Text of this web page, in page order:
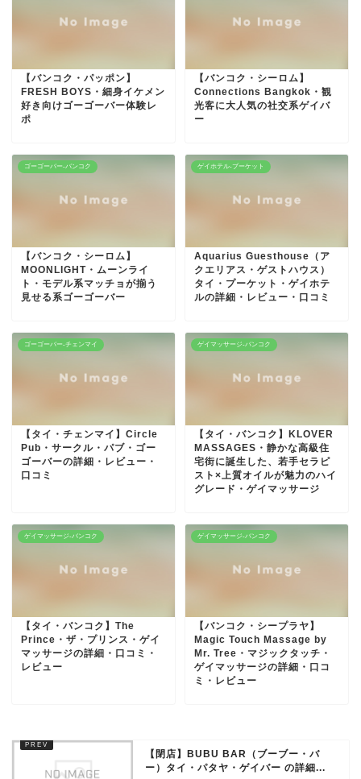
【バンコク・パッポン】
FRESH BOYS・細身イケメン
好き向けゴーゴーバー体験レ
ポ
【バンコク・シーロム】
Connections Bangkok・観
光客に大人気の社交系ゲイバ
ー
ゴーゴーバー-バンコク
【バンコク・シーロム】
MOONLIGHT・ムーンライ
ト・モデル系マッチョが揃う
見せる系ゴーゴーバー
ゲイホテル-プーケット
Aquarius Guesthouse（ア
クエリアス・ゲストハウス）
タイ・プーケット・ゲイホテ
ルの詳細・レビュー・口コミ
ゴーゴーバー-チェンマイ
【タイ・チェンマイ】Circle
Pub・サークル・パブ・ゴー
ゴーバーの詳細・レビュー・
口コミ
ゲイマッサージ-バンコク
【タイ・バンコク】KLOVER
MASSAGES・静かな高級住
宅街に誕生した、若手セラピ
スト×上質オイルが魅力のハイ
グレード・ゲイマッサージ
ゲイマッサージ-バンコク
【タイ・バンコク】The
Prince・ザ・プリンス・ゲイ
マッサージの詳細・口コミ・
レビュー
ゲイマッサージ-バンコク
【バンコク・シープラヤ】
Magic Touch Massage by
Mr. Tree・マジックタッチ・
ゲイマッサージの詳細・口コ
ミ・レビュー
【閉店】BUBU BAR（ブーブー・バ
ー）タイ・パタヤ・ゲイバー の詳細...